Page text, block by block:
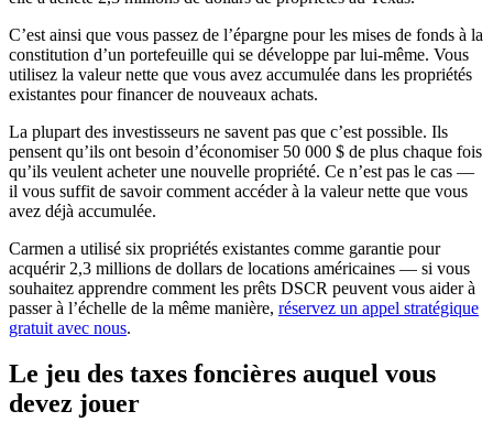
C’est ainsi que vous passez de l’épargne pour les mises de fonds à la
constitution d’un portefeuille qui se développe par lui-même. Vous
utilisez la valeur nette que vous avez accumulée dans les propriétés
existantes pour financer de nouveaux achats.
La plupart des investisseurs ne savent pas que c’est possible. Ils
pensent qu’ils ont besoin d’économiser 50 000 $ de plus chaque fois
qu’ils veulent acheter une nouvelle propriété. Ce n’est pas le cas —
il vous suffit de savoir comment accéder à la valeur nette que vous
avez déjà accumulée.
Carmen a utilisé six propriétés existantes comme garantie pour
acquérir 2,3 millions de dollars de locations américaines — si vous
souhaitez apprendre comment les prêts DSCR peuvent vous aider à
passer à l’échelle de la même manière, réservez un appel stratégique
gratuit avec nous.
Le jeu des taxes foncières auquel vous
devez jouer